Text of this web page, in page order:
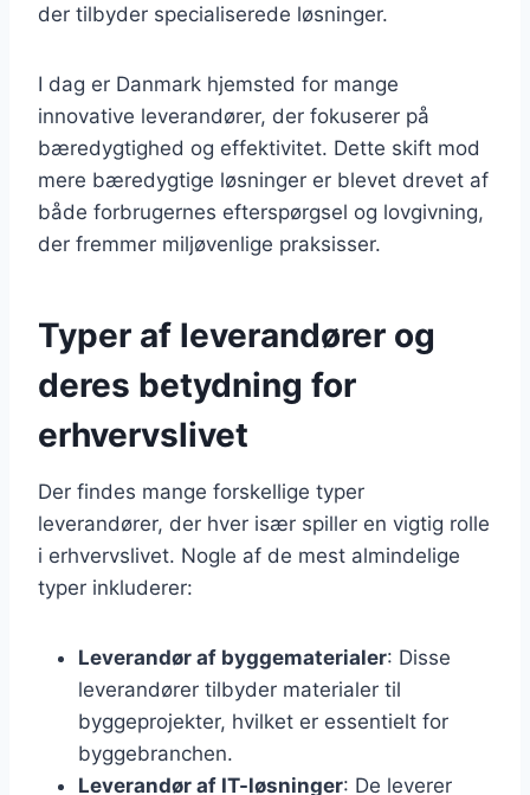
der tilbyder specialiserede løsninger.
I dag er Danmark hjemsted for mange
innovative leverandører, der fokuserer på
bæredygtighed og effektivitet. Dette skift mod
mere bæredygtige løsninger er blevet drevet af
både forbrugernes efterspørgsel og lovgivning,
der fremmer miljøvenlige praksisser.
Typer af leverandører og
deres betydning for
erhvervslivet
Der findes mange forskellige typer
leverandører, der hver især spiller en vigtig rolle
i erhvervslivet. Nogle af de mest almindelige
typer inkluderer:
Leverandør af byggematerialer: Disse
leverandører tilbyder materialer til
byggeprojekter, hvilket er essentielt for
byggebranchen.
Leverandør af IT-løsninger: De leverer